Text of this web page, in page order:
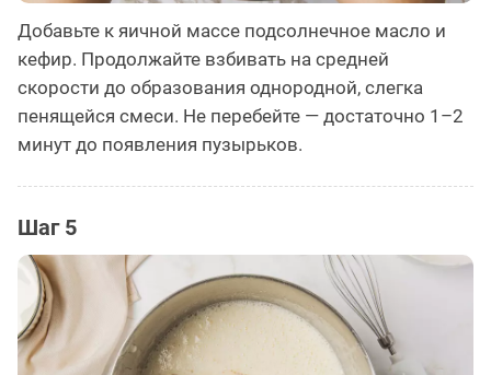
Добавьте к яичной массе подсолнечное масло и
кефир. Продолжайте взбивать на средней
скорости до образования однородной, слегка
пенящейся смеси. Не перебейте — достаточно 1–2
минут до появления пузырьков.
Шаг 5